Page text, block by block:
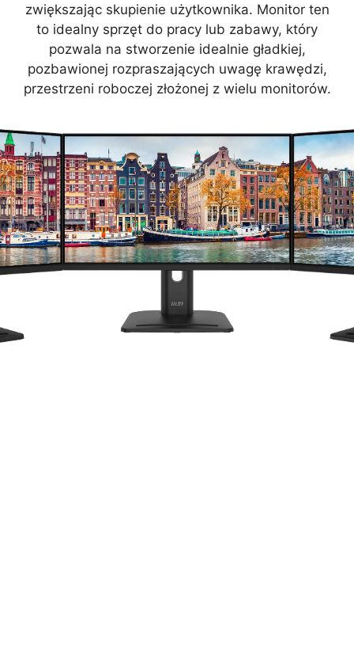
zwiększając skupienie użytkownika. Monitor ten
to idealny sprzęt do pracy lub zabawy, który
pozwala na stworzenie idealnie gładkiej,
pozbawionej rozpraszających uwagę krawędzi,
przestrzeni roboczej złożonej z wielu monitorów.